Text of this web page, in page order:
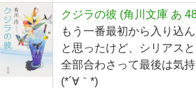
クジラの彼 (角川文庫 あ
もう一番最初から入り込
と思ったけど、シリアス
全部合わさって最後は気
(*´∀｀*)